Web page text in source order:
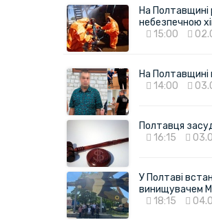
На Полтавщині
небезпечною
15:00
На Полтавщині
14:00
Полтавця
16:15
У Полтаві
винищувачем
18:15